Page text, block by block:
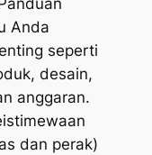
Anda
seperti
desain,
anggaran.
dan perak)